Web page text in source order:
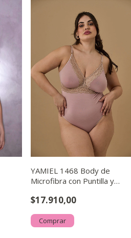
YAMIEL 1468 Body de
Microfibra con Puntilla y
$17.910,00
Comprar